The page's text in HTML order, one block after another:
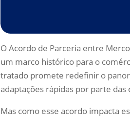
O Acordo de Parceria entre
um marco histórico para o
tratado promete redefinir o
adaptações rápidas por parte
Mas como esse acordo impacta